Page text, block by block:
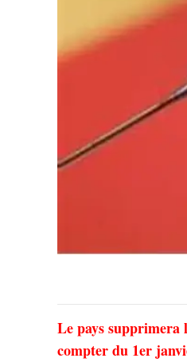
Le pays supprimera
compter du 1er